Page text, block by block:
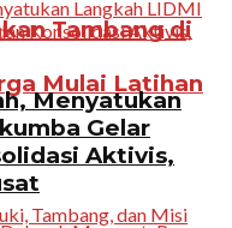
Tambang di
Mulai Latihan
Menyatukan
Gelar
Aktivis,